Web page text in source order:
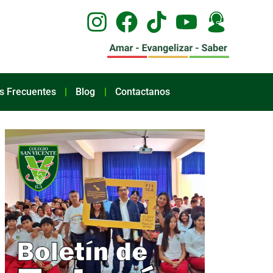
Frecuentes Blog Contactanos